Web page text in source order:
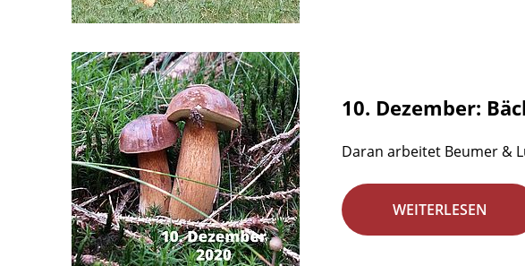
10. Dezember:
Daran arbeitet Beumer &
WEITERLESEN